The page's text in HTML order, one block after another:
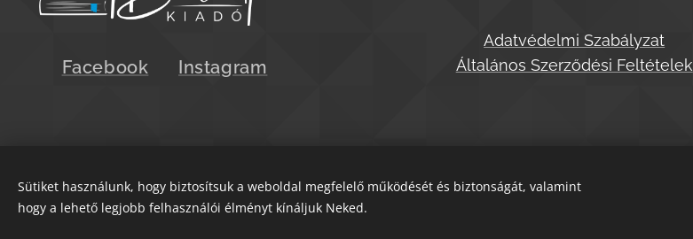
Facebook Instagram
Adatvédelmi Szabályzat
Általános Szerződési Feltételek
Sütiket használunk, hogy biztosítsuk a weboldal megfelelő működését és biztonságát, valamint
hogy a lehető legjobb felhasználói élményt kínáljuk Neked.